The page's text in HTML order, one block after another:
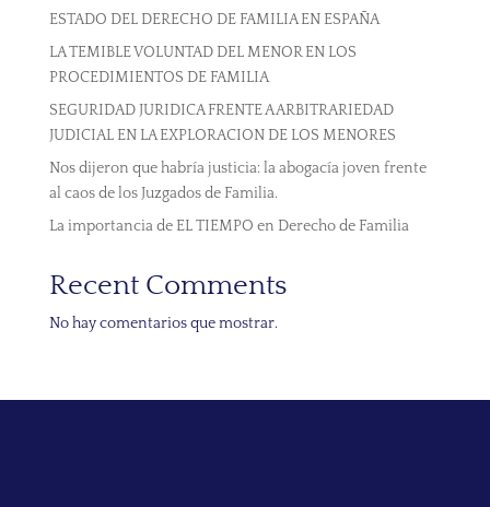
ESTADO DEL DERECHO DE FAMILIA EN ESPAÑA
LA TEMIBLE VOLUNTAD DEL MENOR EN LOS
PROCEDIMIENTOS DE FAMILIA
SEGURIDAD JURIDICA FRENTE A ARBITRARIEDAD
JUDICIAL EN LA EXPLORACION DE LOS MENORES
Nos dijeron que habría justicia: la abogacía joven frente
al caos de los Juzgados de Familia.
La importancia de EL TIEMPO en Derecho de Familia
Recent Comments
No hay comentarios que mostrar.